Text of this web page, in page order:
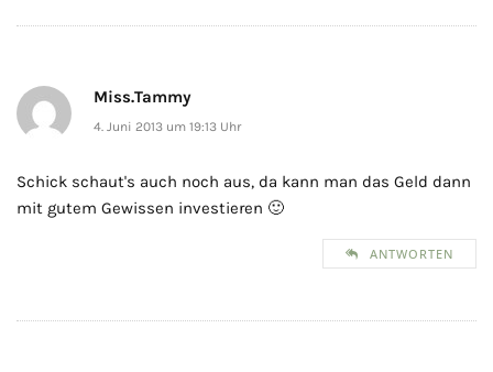
Miss.Tammy
4. Juni 2013 um 19:13 Uhr
Schick schaut's auch noch aus, da kann man das Geld dann
mit gutem Gewissen investieren 🙂
ANTWORTEN